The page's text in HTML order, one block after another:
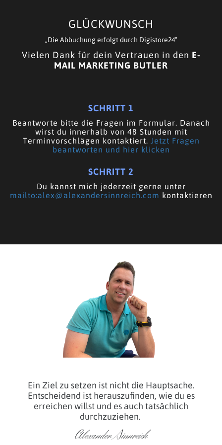
GLÜCKWUNSCH
„Die Abbuchung erfolgt durch Digistore24“
Vielen Dank für dein Vertrauen in den E-
MAIL MARKETING BUTLER
SCHRITT 1
Beantworte bitte die Fragen im Formular. Danach
wirst du innerhalb von 48 Stunden mit
Terminvorschlägen kontaktiert. Jetzt Fragen
beantworten und hier klicken
SCHRITT 2
Du kannst mich jederzeit gerne unter
mailto:alex@alexandersinnreich.com kontaktieren
Ein Ziel zu setzen ist nicht die Hauptsache.
Entscheidend ist herauszufinden, wie du es
erreichen willst und es auch tatsächlich
durchzuziehen.
Alexander Sinnreich